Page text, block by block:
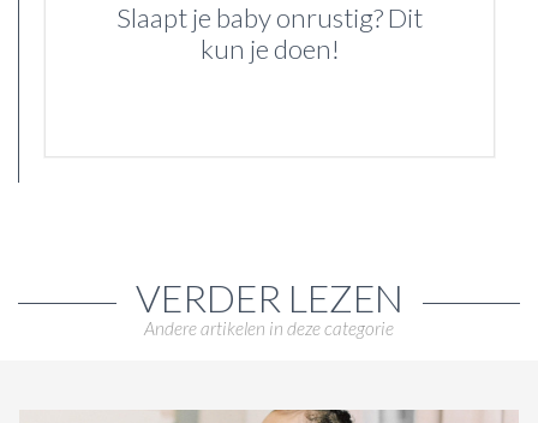
Slaapt je baby onrustig? Dit
kun je doen!
VERDER LEZEN
Andere artikelen in deze categorie